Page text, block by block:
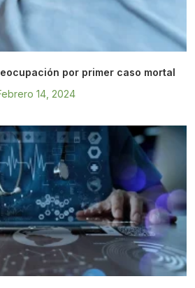
por primer caso mortal
14, 2024